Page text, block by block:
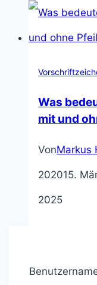
Was
mit und
VonMarkus
202015.
2025